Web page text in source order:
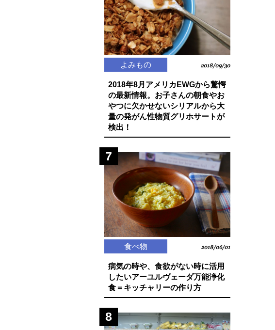
よみもの 2018/09/30
2018年8月アメリカEWGから驚愕
の最新情報。お子さんの朝食やお
やつに欠かせないシリアルから大
量の発がん性物質グリホサートが
検出！
7
食べ物 2018/06/01
病気の時や、食欲がない時に活用
したいアーユルヴェーダ万能浄化
食＝キッチャリーの作り方
8